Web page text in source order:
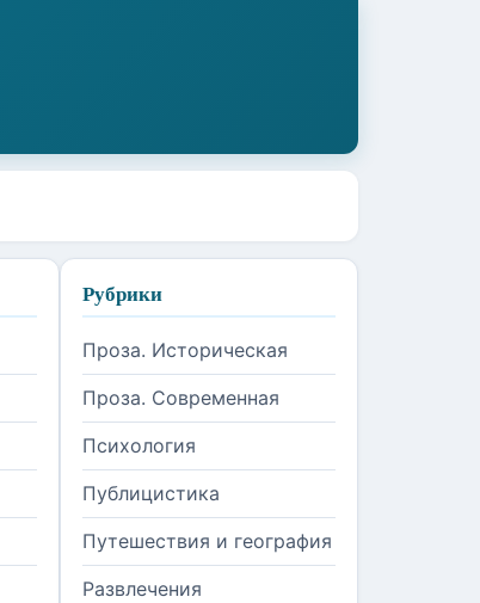
Рубрики
Проза. Историческая
Проза. Современная
Психология
Публицистика
Путешествия и география
Развлечения